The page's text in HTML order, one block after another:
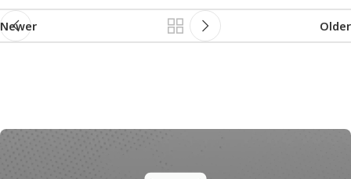
Newer Older